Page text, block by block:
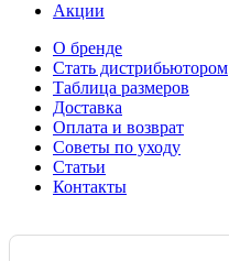
Акции
О бренде
Стать дистрибьютором
Таблица размеров
Доставка
Оплата и возврат
Советы по уходу
Статьи
Контакты